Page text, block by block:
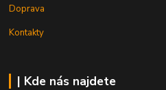
Doprava
Kontakty
| Kde nás najdete